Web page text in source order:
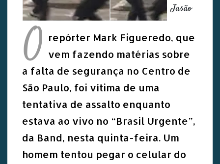
Jasão
O repórter Mark Figueredo, que
vem fazendo matérias sobre
a falta de segurança no Centro de
São Paulo, foi vítima de uma
tentativa de assalto enquanto
estava ao vivo no “Brasil Urgente”,
da Band, nesta quinta-feira. Um
homem tentou pegar o celular do